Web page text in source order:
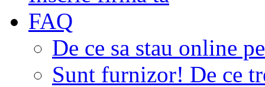
FAQ
De ce sa stau online
Sunt furnizor! De ce